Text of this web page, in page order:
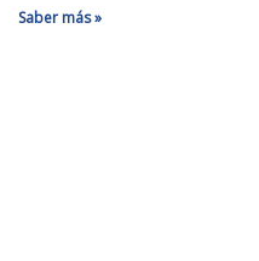
Saber más »